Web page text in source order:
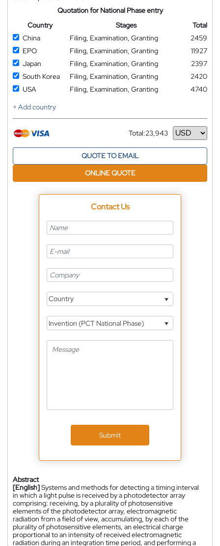
Quotation for National Phase entry
Country
Stages
Total
China
Filing, Examination, Granting
2459
EPO
Filing, Examination, Granting
11927
Japan
Filing, Examination, Granting
2397
South Korea
Filing, Examination, Granting
2420
USA
Filing, Examination, Granting
4740
+ Add country
Total:23,943
Currency
QUOTE TO EMAIL
ONLINE QUOTE
Contact Us
Country
Invention (PCT National Phase)
Submit
Abstract
[English]Systems and methods for detecting a timing interval
in which a light pulse is received by a photodetector array
comprising: receiving, by a plurality of photosensitive
elements of the photodetector array, electromagnetic
radiation from a field of view, accumulating, by each of the
plurality of photosensitive elements, an electrical charge
proportional to an intensity of received electromagnetic
radiation during an integration time period, and performing a